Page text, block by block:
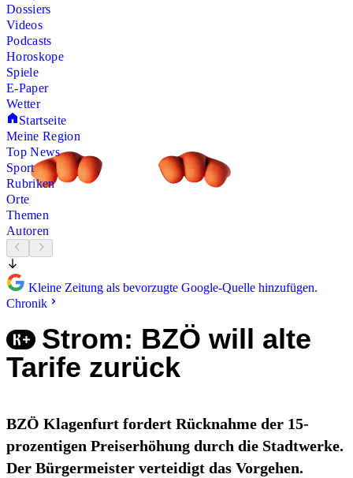
Dossiers
Videos
Podcasts
Horoskope
Spiele
E-Paper
Wetter
Startseite
Meine Region
Top News
Sport
Rubriken
Orte
Themen
Autoren
Kleine Zeitung als bevorzugte Google-Quelle hinzufügen.
Chronik
Strom: BZÖ will alte
Tarife zurück
BZÖ Klagenfurt fordert Rücknahme der 15-
prozentigen Preiserhöhung durch die Stadtwerke.
Der Bürgermeister verteidigt das Vorgehen.